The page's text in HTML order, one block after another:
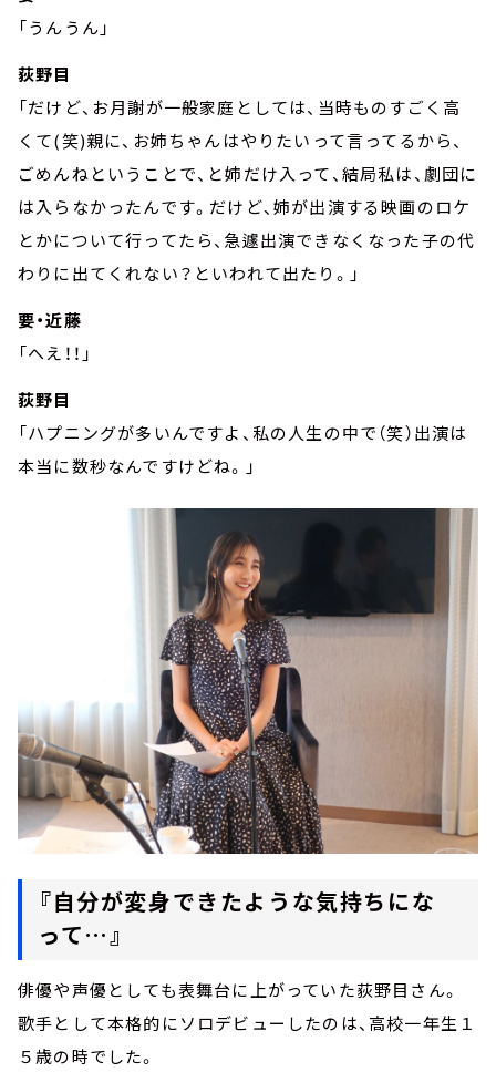
「うんうん」
荻野目
「だけど、お月謝が一般家庭としては、当時ものすごく高
くて(笑)親に、お姉ちゃんはやりたいって言ってるから、
ごめんねということで、と姉だけ入って、結局私は、劇団に
は入らなかったんです。だけど、姉が出演する映画のロケ
とかについて行ってたら、急遽出演できなくなった子の代
わりに出てくれない？といわれて出たり。」
要・近藤
「へえ！！」
荻野目
「ハプニングが多いんですよ、私の人生の中で（笑）出演は
本当に数秒なんですけどね。」
『自分が変身できたような気持ちにな
って…』
俳優や声優としても表舞台に上がっていた荻野目さん。
歌手として本格的にソロデビューしたのは、高校一年生１
５歳の時でした。